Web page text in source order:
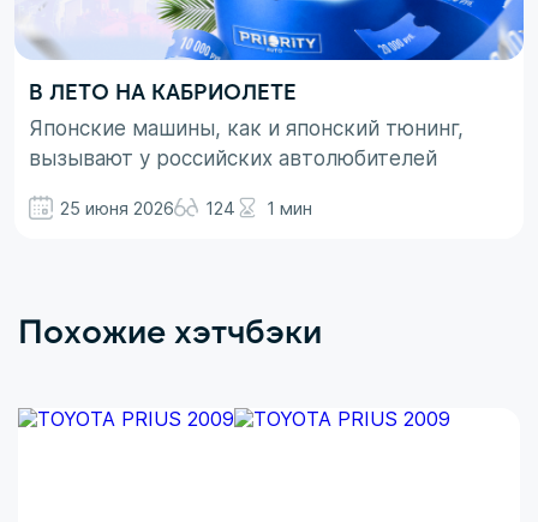
В ЛЕТО НА КАБРИОЛЕТЕ
Японские машины, как и японский тюнинг,
вызывают у российских автолюбителей
просто ассоциируются с вполне понятными
Здесь больше доминирует чувство безумного
25 июня 2026 124 1 мин
Похожие хэтчбэки